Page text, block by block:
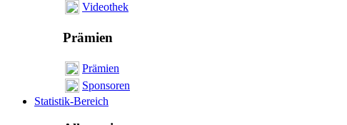
Videothek
Prämien
Prämien
Sponsoren
Statistik-Bereich